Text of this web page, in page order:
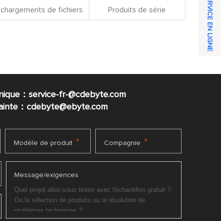
de fichiers Produits de série
：service-fr-@cdebyte.com
：cdebyte@ebyte.com
Modèle de produit * Compagnie *
Message/exigences
SERVICE EN LIGNE